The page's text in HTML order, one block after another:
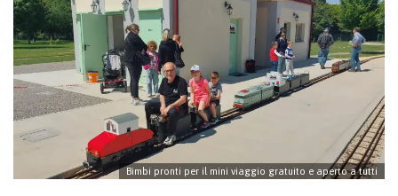
Bimbi pronti per il mini viaggio gratuito e aperto a tutti